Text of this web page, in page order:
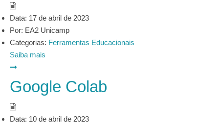
Data: 17 de abril de 2023
Por: EA2 Unicamp
Categorias: Ferramentas Educacionais
Saiba mais
Google Colab
Data: 10 de abril de 2023